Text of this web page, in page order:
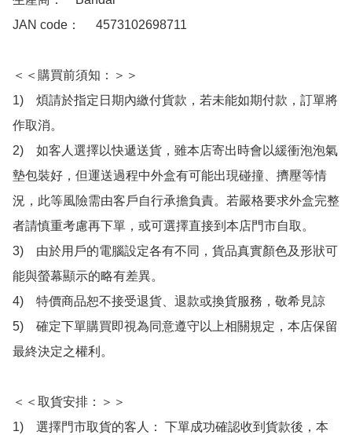
JAN code：　 4573102698711
＜＜購買前須知：＞＞
1)　煩請於指定日期內繳付貨款，若未能如期付款，訂單將
作取消。
2)　如客人選擇以快遞送貨，雖本店寄出時會以緩衝泡泡氣
墊包裝好，但運送過程中外盒有可能出現碰撞、擠壓等情
況，此等風險需由客戶自行承擔負責。若嚴格要求外盒完整
者請慎重考慮再下單，或可選擇直接到本店門市自取。
3)　由於用戶的電腦設定各有不同，貨品真實顏色及形狀可
能與螢幕顯示的略有差異。
4)　特價商品恕不接受退貨、退款或換貨服務，敬希見諒
5)　確定下單購買即視為同意遵守以上相關規定，本店保留
最終決定之權利。
＜＜取貨安排：＞＞
1)　選擇門市取貨的客人： 下單成功確認收到貨款後，本